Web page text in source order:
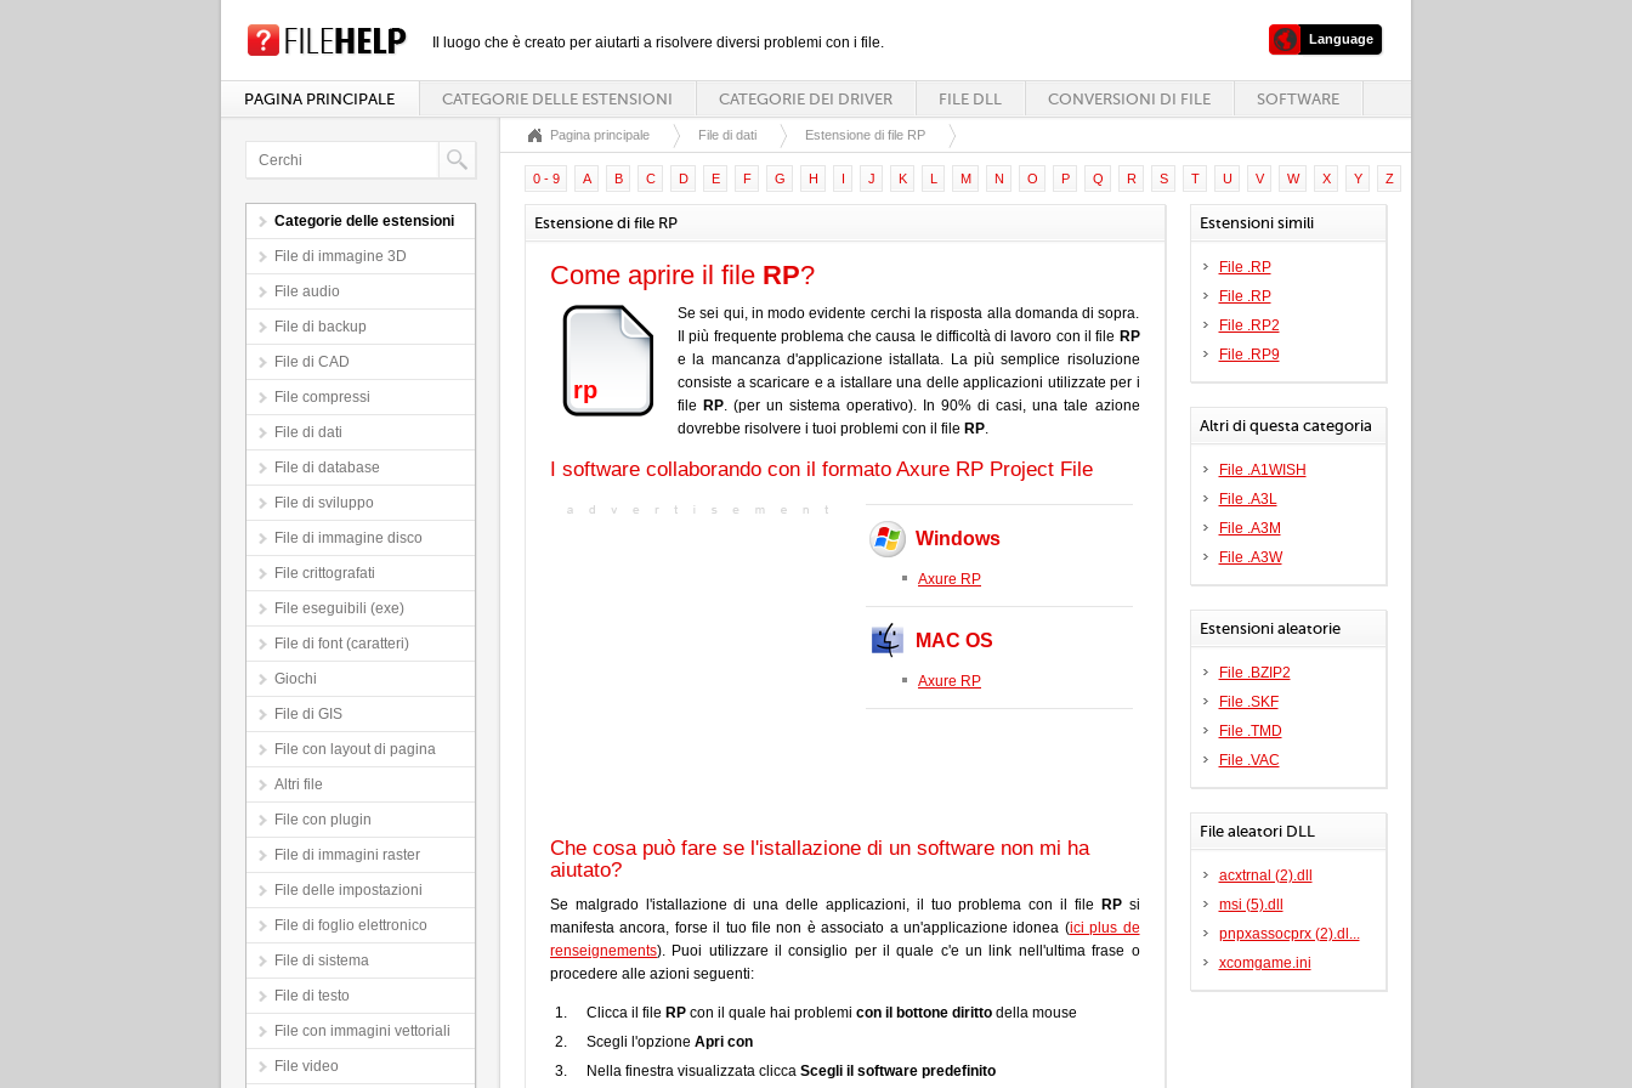
Il luogo che è creato per aiutarti a risolvere diversi problemi con i file. Language
PAGINA PRINCIPALE CATEGORIE DELLE ESTENSIONI CATEGORIE DEI DRIVER FILE DLL CONVERSIONI DI FILE SOFTWARE
Categorie delle estensioni
File di immagine 3D
File audio
File di backup
File di CAD
File compressi
File di dati
File di database
File di sviluppo
File di immagine disco
File crittografati
File eseguibili (exe)
File di font (caratteri)
Giochi
File di GIS
File con layout di pagina
Altri file
File con plugin
File di immagini raster
File delle impostazioni
File di foglio elettronico
File di sistema
File di testo
File con immagini vettoriali
File video
Pagina principale File di dati Estensione di file RP
0 - 9 A B C D E F G H I J K L M N O P Q R S T U V W X Y Z
Estensione di file RP
Come aprire il file RP?
rp
Se sei qui, in modo evidente cerchi la risposta alla domanda di sopra.
Il più frequente problema che causa le difficoltà di lavoro con il file RP
e la mancanza d'applicazione istallata. La più semplice risoluzione
consiste a scaricare e a istallare una delle applicazioni utilizzate per i
file RP. (per un sistema operativo). In 90% di casi, una tale azione
dovrebbe risolvere i tuoi problemi con il file RP.
I software collaborando con il formato Axure RP Project File
Windows
Axure RP
MAC OS
Axure RP
Che cosa può fare se l'istallazione di un software non mi ha
aiutato?
Se malgrado l'istallazione di una delle applicazioni, il tuo problema con il file RPsi
manifesta ancora, forse il tuo file non è associato a un'applicazione idonea (ici plus de
renseignements). Puoi utilizzare il consiglio per il quale c'e un link nell'ultima frase o
procedere alle azioni seguenti:
Clicca il file RP con il quale hai problemi con il bottone diritto della mouse
Scegli l'opzione Apri con
Nella finestra visualizzata clicca Scegli il software predefinito
Estensioni simili
File .RP
File .RP
File .RP2
File .RP9
Altri di questa categoria
File .A1WISH
File .A3L
File .A3M
File .A3W
Estensioni aleatorie
File .BZIP2
File .SKF
File .TMD
File .VAC
File aleatori DLL
acxtrnal (2).dll
msi (5).dll
pnpxassocprx (2).dl...
xcomgame.ini